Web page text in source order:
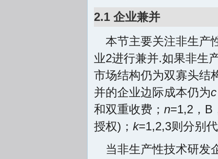
2.1 企业兼并
本节主要关注非生产
业2进行兼并.如果非生
市场结构仍为双寡头结
并的企业边际成本仍为c
和双重收费； n=1,2，B
授权)； k=1,2,3则分别
当非生产性技术研发